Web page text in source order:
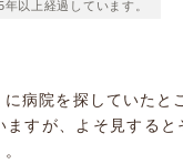
以上経過しています。
病院を探していたと
ますが、よそ見する